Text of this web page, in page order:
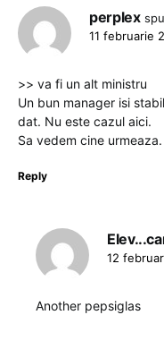
perplex
11 februarie
>> va fi un alt ministru
Un bun manager isi
dat. Nu este cazul aici.
Sa vedem cine
Reply
12
Another pepsiglas